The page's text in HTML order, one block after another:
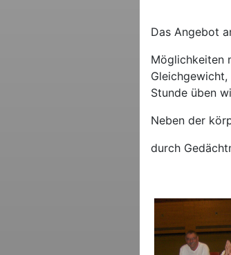
Das Angebot
Möglichkeiten
Stunde üben
Neben der
durch